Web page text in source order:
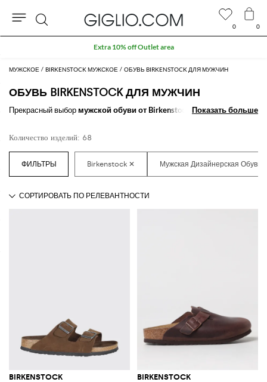
МУЖСКОЕ BIRKENSTOCK МУЖСКОЕ ОБУВЬ BIRKENSTOCK ДЛЯ МУЖЧИН
ОБУВЬ BIRKENSTOCK ДЛЯ МУЖЧИН
Прекрасный выбормужской обуви от Birkenstock
для завершения
нашем сайте, подобрать идеальный образ для любого случая будет
невероятно просто.
Показать больше
Показать больше
Количество изделий: 68
BIRKENSTOCK BIRKENSTOCK
0 0
Поиск
Extra 10% off Outlet area